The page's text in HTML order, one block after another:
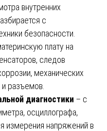
внутренних
с
безопасности.
плату на
следов
механических
разъемов.
диагностики – с
осциллографа,
измерения напряжений в